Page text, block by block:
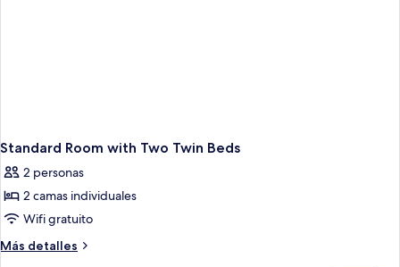
Standard Room with Two Twin Beds
2 personas
2 camas individuales
Wifi gratuito
Más detalles
Más